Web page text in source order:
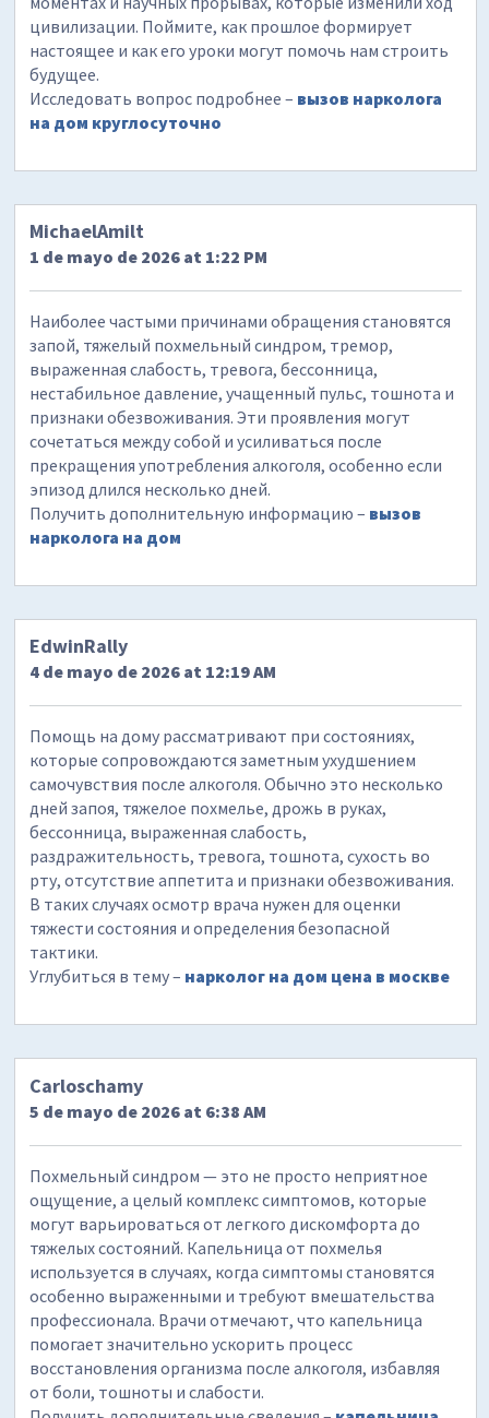
цивилизации. Поймите, как прошлое формирует
настоящее и как его уроки могут помочь нам строить
будущее.
Исследовать вопрос подробнее – вызов нарколога
на дом круглосуточно
MichaelAmilt
1 de mayo de 2026 at 1:22 PM
Наиболее частыми причинами обращения становятся
запой, тяжелый похмельный синдром, тремор,
выраженная слабость, тревога, бессонница,
нестабильное давление, учащенный пульс, тошнота и
признаки обезвоживания. Эти проявления могут
сочетаться между собой и усиливаться после
прекращения употребления алкоголя, особенно если
эпизод длился несколько дней.
Получить дополнительную информацию – вызов
нарколога на дом
EdwinRally
4 de mayo de 2026 at 12:19 AM
Помощь на дому рассматривают при состояниях,
которые сопровождаются заметным ухудшением
самочувствия после алкоголя. Обычно это несколько
дней запоя, тяжелое похмелье, дрожь в руках,
бессонница, выраженная слабость,
раздражительность, тревога, тошнота, сухость во
рту, отсутствие аппетита и признаки обезвоживания.
В таких случаях осмотр врача нужен для оценки
тяжести состояния и определения безопасной
тактики.
Углубиться в тему – нарколог на дом цена в москве
Carloschamy
5 de mayo de 2026 at 6:38 AM
Похмельный синдром — это не просто неприятное
ощущение, а целый комплекс симптомов, которые
могут варьироваться от легкого дискомфорта до
тяжелых состояний. Капельница от похмелья
используется в случаях, когда симптомы становятся
особенно выраженными и требуют вмешательства
профессионала. Врачи отмечают, что капельница
помогает значительно ускорить процесс
восстановления организма после алкоголя, избавляя
от боли, тошноты и слабости.